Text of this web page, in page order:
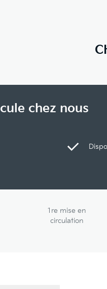
chez nous
1re mise en
circulation